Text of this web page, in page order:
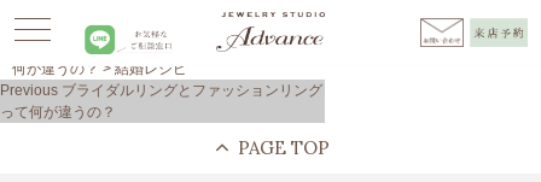
>レシピ >ジュエリー>ブライダルリングとファッションリングって
何が違うの？ > 結婚レシピ
投
稿
Previous Previous
post:
ブライダルリングとファッションリング
って何が違うの？